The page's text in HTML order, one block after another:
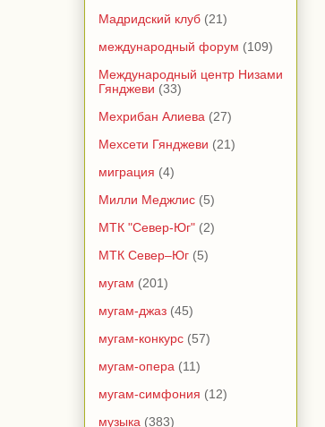
Мадридский клуб (21)
международный форум (109)
Международный центр Низами
Гянджеви (33)
Мехрибан Алиева (27)
Мехсети Гянджеви (21)
миграция (4)
Милли Меджлис (5)
МТК "Север-Юг" (2)
МТК Север–Юг (5)
мугам (201)
мугам-джаз (45)
мугам-конкурс (57)
мугам-опера (11)
мугам-симфония (12)
музыка (383)